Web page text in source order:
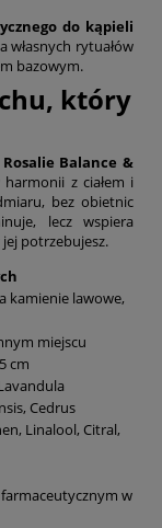
do kąpieli
własnych rytuałów
bazowym.
który
Balance &
z ciałem i
bez obietnic
lecz wspiera
potrzebujesz.
kamienie lawowe,
miejscu
cm
Cedrus
Linalool, Citral,
w